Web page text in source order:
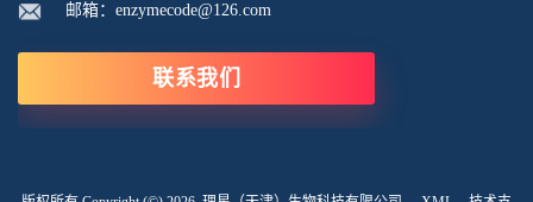
邮箱：enzymecode@126.com
联系我们